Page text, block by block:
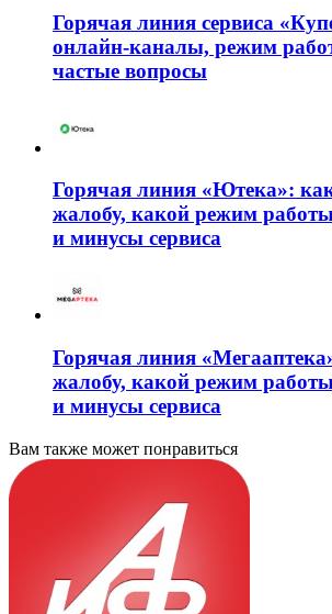
Горячая линия сервиса
онлайн-каналы, режим
частые вопросы
Горячая линия «Ютека»:
жалобу, какой режим
и минусы сервиса
Горячая линия
жалобу, какой режим
и минусы сервиса
Вам также может понравиться